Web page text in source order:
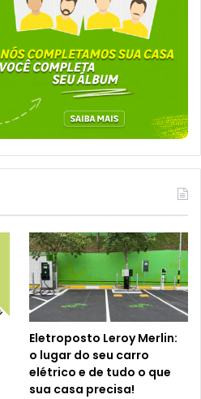
Eletroposto Leroy Merlin:
o lugar do seu carro
elétrico e de tudo o que
sua casa precisa!